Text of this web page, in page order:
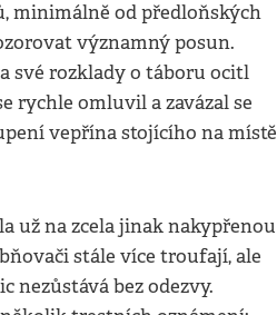
minimálně od předloňských
významný posun.
své rozklady o táboru ocitl
rychle omluvil a zavázal se
vepřína stojícího na místě
už na zcela jinak nakypřenou
stále více troufají, ale
nezůstává bez odezvy.